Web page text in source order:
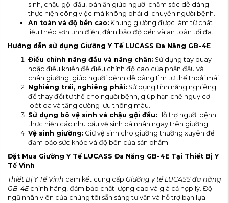
sinh, chậu gội đầu, bàn ăn giúp người chăm sóc dễ dàng
thực hiện công việc mà không phải di chuyển người bệnh.
An toàn và độ bền cao: Khung giường được làm từ chất
liệu thép sơn tĩnh điện, đảm bảo độ bền và an toàn tối đa.
Hướng dẫn sử dụng Giường Y Tế LUCASS Đa Năng GB-4E
Điều chỉnh nâng đầu và nâng chân: Sử dụng tay quay
hoặc điều khiển để điều chỉnh độ cao của phần đầu và
chân giường, giúp người bệnh dễ dàng tìm tư thế thoải mái.
Nghiêng trái, nghiêng phải: Sử dụng tính năng nghiêng
để thay đổi tư thế cho người bệnh, giúp hạn chế nguy cơ
loét da và tăng cường lưu thông máu.
Sử dụng bô vệ sinh và chậu gội đầu: Hỗ trợ người bệnh
thực hiện các nhu cầu vệ sinh cá nhân ngay trên giường.
Vệ sinh giường: Giữ vệ sinh cho giường thường xuyên để
đảm bảo sức khỏe và độ bền của sản phẩm.
Đặt Mua Giường Y Tế LUCASS Đa Năng GB-4E Tại Thiết Bị Y
Tế Vinh
Thiết Bị Y Tế Vinh cam kết cung cấp Giường y tế LUCASS đa năng
GB-4Echính hãng, đảm bảo chất lượng cao và giá cả hợp lý. Đội
ngũ nhân viên của chúng tôi sẵn sàng tư vấn và hỗ trợ bạn lựa